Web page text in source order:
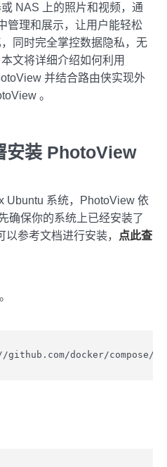
NAS 上的照片和视频，通
管理和展示，让用户能轻松
同时完全掌控数据隐私，无
文将详细介绍如何利用
并结合路由侠实现外
。
安装 PhotoView
Ubuntu 系统，PhotoView 依
确保你的系统上已经安装了
参考文档进行安装，
点此查
docker/